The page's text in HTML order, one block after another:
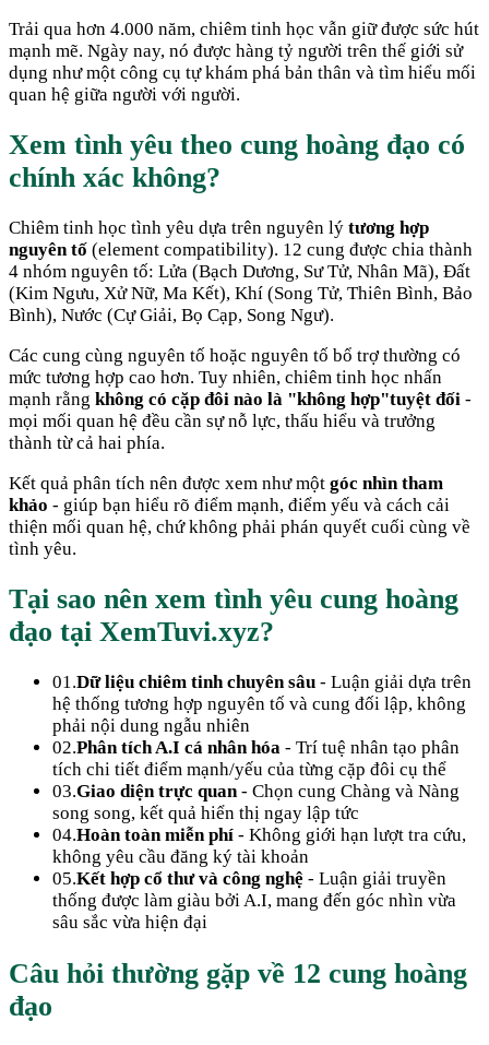
Trải qua hơn 4.000 năm, chiêm tinh học vẫn giữ được sức hút
mạnh mẽ. Ngày nay, nó được hàng tỷ người trên thế giới sử
dụng như một công cụ tự khám phá bản thân và tìm hiểu mối
quan hệ giữa người với người.
Xem tình yêu theo cung hoàng đạo có
chính xác không?
Chiêm tinh học tình yêu dựa trên nguyên lý tương hợp
nguyên tố (element compatibility). 12 cung được chia thành
4 nhóm nguyên tố: Lửa (Bạch Dương, Sư Tử, Nhân Mã), Đất
(Kim Ngưu, Xử Nữ, Ma Kết), Khí (Song Tử, Thiên Bình, Bảo
Bình), Nước (Cự Giải, Bọ Cạp, Song Ngư).
Các cung cùng nguyên tố hoặc nguyên tố bổ trợ thường có
mức tương hợp cao hơn. Tuy nhiên, chiêm tinh học nhấn
mạnh rằng không có cặp đôi nào là "không hợp"tuyệt đối -
mọi mối quan hệ đều cần sự nỗ lực, thấu hiểu và trưởng
thành từ cả hai phía.
Kết quả phân tích nên được xem như một góc nhìn tham
khảo - giúp bạn hiểu rõ điểm mạnh, điểm yếu và cách cải
thiện mối quan hệ, chứ không phải phán quyết cuối cùng về
tình yêu.
Tại sao nên xem tình yêu cung hoàng
đạo tại XemTuvi.xyz?
01.Dữ liệu chiêm tinh chuyên sâu - Luận giải dựa trên
hệ thống tương hợp nguyên tố và cung đối lập, không
phải nội dung ngẫu nhiên
02.Phân tích A.I cá nhân hóa - Trí tuệ nhân tạo phân
tích chi tiết điểm mạnh/yếu của từng cặp đôi cụ thể
03.Giao diện trực quan- Chọn cung Chàng và Nàng
song song, kết quả hiển thị ngay lập tức
04.Hoàn toàn miễn phí - Không giới hạn lượt tra cứu,
không yêu cầu đăng ký tài khoản
05.Kết hợp cổ thư và công nghệ - Luận giải truyền
thống được làm giàu bởi A.I, mang đến góc nhìn vừa
sâu sắc vừa hiện đại
Câu hỏi thường gặp về 12 cung hoàng
đạo